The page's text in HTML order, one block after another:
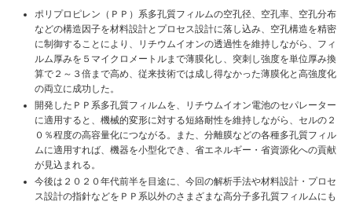
ポリプロピレン（ＰＰ）系多孔質フィルムの空孔径、空孔率、空孔分布
などの構造因子を材料設計とプロセス設計に落し込み、空孔構造を精密
に制御することにより、リチウムイオンの透過性を維持しながら、フィ
ルム厚みを５マイクロメートルまで薄膜化し、突刺し強度を単位厚み換
算で２～３倍まで高め、従来技術では成し得なかった薄膜化と高強度化
の両立に成功した。
開発したＰＰ系多孔質フィルムを、リチウムイオン電池のセパレーター
に適用すると、機械的変形に対する短絡耐性を維持しながら、セルの２
０％程度の高容量化につながる。また、分離膜などの各種多孔質フィル
ムに適用すれば、機器を小型化でき、省エネルギー・省資源化への貢献
が見込まれる。
今後は２０２０年代前半を目途に、今回の解析手法や材料設計・プロセ
ス設計の指針などをＰＰ系以外のさまざまな高分子多孔質フィルムにも